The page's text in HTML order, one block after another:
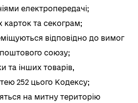
електропередачі;
карток та секограм;
відповідно до вимог
поштового союзу;
та інших товарів,
252 цього Кодексу;
на митну територію